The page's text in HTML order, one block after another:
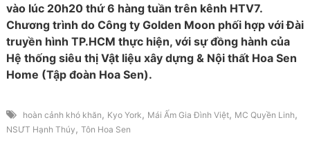
vào lúc 20h20 thứ 6 hàng tuần trên kênh HTV7.
Chương trình do Công ty Golden Moon phối hợp với Đài
truyền hình TP.HCM thực hiện, với sự đồng hành của
Hệ thống siêu thị Vật liệu xây dựng & Nội thất Hoa Sen
Home (Tập đoàn Hoa Sen).
hoàn cảnh khó khăn , Kyo York , Mái Ấm Gia Đình Việt, MC Quyền Linh ,
NSƯT Hạnh Thúy , Tôn Hoa Sen